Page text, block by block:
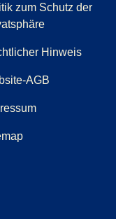
zum Schutz der
Hinweis
AGB